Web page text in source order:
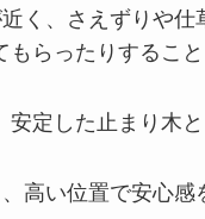
く、さえずりや
らったりするこ
安定した止まり木
高い位置で安心